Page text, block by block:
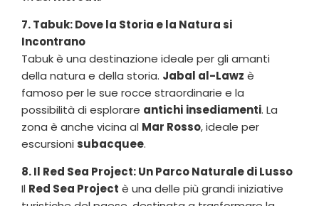
7. Tabuk: Dove la Storia e la Natura si
Incontrano
Tabuk è una destinazione ideale per gli amanti
della natura e della storia. Jabal al-Lawz è
famoso per le sue rocce straordinarie e la
possibilità di esplorare antichi insediamenti. La
zona è anche vicina al Mar Rosso, ideale per
escursioni subacquee.
8. Il Red Sea Project: Un Parco Naturale di Lusso
Il Red Sea Project è una delle più grandi iniziative